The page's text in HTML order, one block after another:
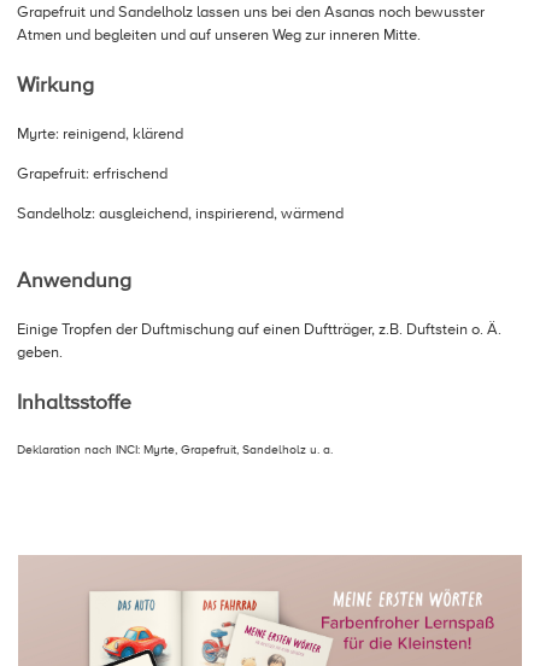
Grapefruit und Sandelholz lassen uns bei den Asanas noch bewusster
Atmen und begleiten und auf unseren Weg zur inneren Mitte.
Wirkung
Myrte: reinigend, klärend
Grapefruit: erfrischend
Sandelholz: ausgleichend, inspirierend, wärmend
Anwendung
Einige Tropfen der Duftmischung auf einen Duftträger, z.B. Duftstein o. Ä.
geben.
Inhaltsstoffe
Deklaration nach INCI: Myrte, Grapefruit, Sandelholz u. a.